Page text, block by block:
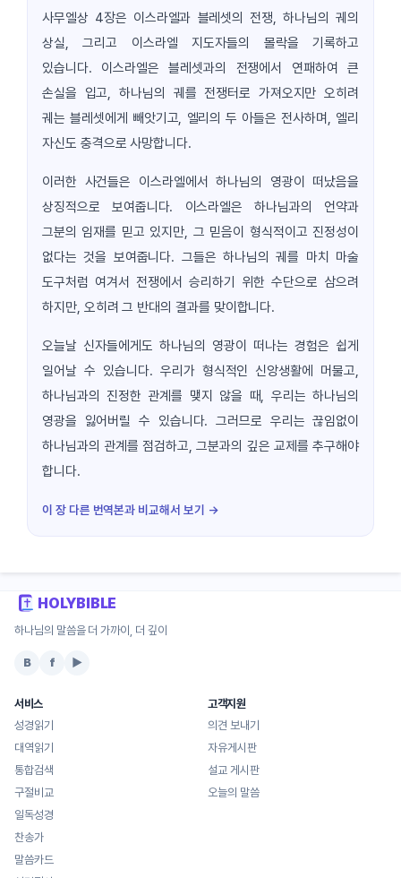
사무엘상 4장은 이스라엘과 블레셋의 전쟁, 하나님의 궤의
상실, 그리고 이스라엘 지도자들의 몰락을 기록하고
있습니다. 이스라엘은 블레셋과의 전쟁에서 연패하여 큰
손실을 입고, 하나님의 궤를 전쟁터로 가져오지만 오히려
궤는 블레셋에게 빼앗기고, 엘리의 두 아들은 전사하며, 엘리
자신도 충격으로 사망합니다.
이러한 사건들은 이스라엘에서 하나님의 영광이 떠났음을
상징적으로 보여줍니다. 이스라엘은 하나님과의 언약과
그분의 임재를 믿고 있지만, 그 믿음이 형식적이고 진정성이
없다는 것을 보여줍니다. 그들은 하나님의 궤를 마치 마술
도구처럼 여겨서 전쟁에서 승리하기 위한 수단으로 삼으려
하지만, 오히려 그 반대의 결과를 맞이합니다.
오늘날 신자들에게도 하나님의 영광이 떠나는 경험은 쉽게
일어날 수 있습니다. 우리가 형식적인 신앙생활에 머물고,
하나님과의 진정한 관계를 맺지 않을 때, 우리는 하나님의
영광을 잃어버릴 수 있습니다. 그러므로 우리는 끊임없이
하나님과의 관계를 점검하고, 그분과의 깊은 교제를 추구해야
합니다.
이 장 다른 번역본과 비교해서 보기 →
HOLYBIBLE
하나님의 말씀을 더 가까이, 더 깊이
B f ▶
서비스
성경읽기
대역읽기
통합검색
구절비교
일독성경
찬송가
말씀카드
고객지원
의견 보내기
자유게시판
설교 게시판
오늘의 말씀